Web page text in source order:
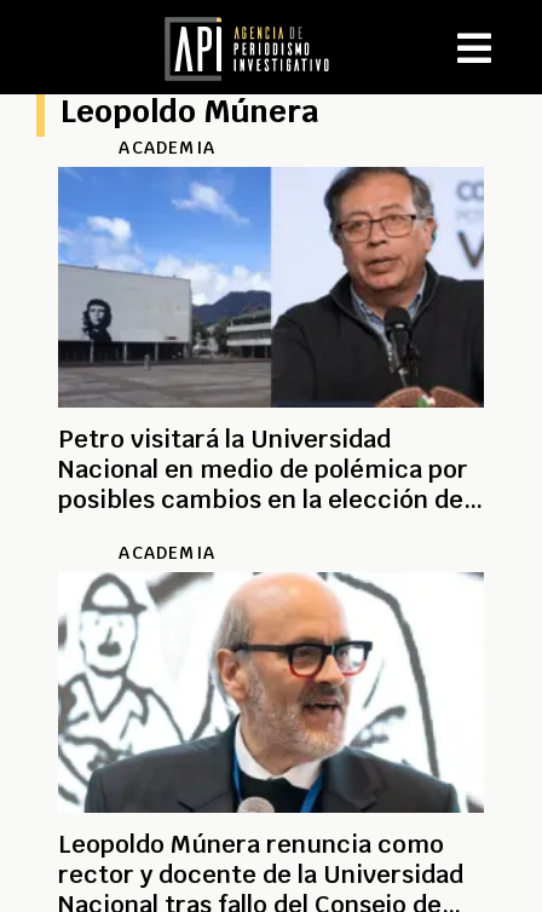
Leopoldo Múnera
ACADEMIA
Petro visitará la Universidad
Nacional en medio de polémica por
posibles cambios en la elección de
ACADEMIA
Leopoldo Múnera renuncia como
rector y docente de la Universidad
Nacional tras fallo del Consejo de